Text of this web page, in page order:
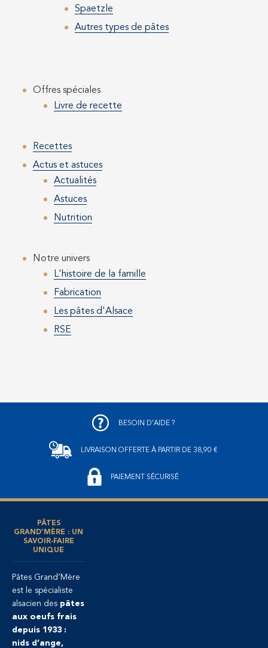
Spaetzle
Autres types de pâtes
Offres spéciales
Livre de recette
Recettes
Actus et astuces
Actualités
Astuces
Nutrition
Notre univers
L'histoire de la famille
Fabrication
Les pâtes d'Alsace
RSE
BESOIN D'AIDE ?
LIVRAISON OFFERTE À PARTIR DE 38,90 €
PAIEMENT SÉCURISÉ
PÂTES
GRAND’MÈRE : UN
SAVOIR-FAIRE
UNIQUE
Pâtes Grand’Mère
est le spécialiste
alsacien des pâtes
aux oeufs frais
depuis 1933 :
nids d’ange,